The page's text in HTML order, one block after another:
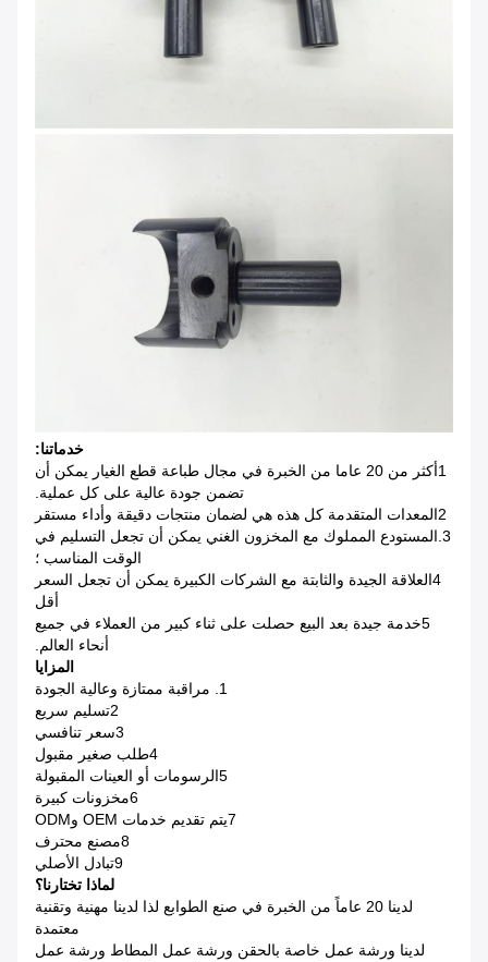
خدماتنا:
1أكثر من 20 عاما من الخبرة في مجال طباعة قطع الغيار يمكن أن
تضمن جودة عالية على كل عملية.
2المعدات المتقدمة كل هذه هي لضمان منتجات دقيقة وأداء مستقر
3.المستودع المملوك مع المخزون الغني يمكن أن تجعل التسليم في
الوقت المناسب ؛
4العلاقة الجيدة والثابتة مع الشركات الكبيرة يمكن أن تجعل السعر
أقل
5خدمة جيدة بعد البيع حصلت على ثناء كبير من العملاء في جميع
أنحاء العالم.
المزايا
1. مراقبة ممتازة وعالية الجودة
2تسليم سريع
3سعر تنافسي
4طلب صغير مقبول
5الرسومات أو العينات المقبولة
6مخزونات كبيرة
7يتم تقديم خدمات OEM وODM
8مصنع محترف
9تبادل الأصلي
لماذا تختارنا؟
لدينا 20 عاماً من الخبرة في صنع الطوابع لذا لدينا مهنية وتقنية
معتمدة
لدينا ورشة عمل خاصة بالحقن ورشة عمل المطاط ورشة عمل